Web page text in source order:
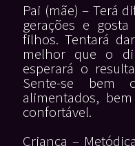
Pai (mãe) – Terá
gerações e
filhos. Tentará
melhor que o
esperará o
Sente-se bem
alimentados,
confortável.
Criança –